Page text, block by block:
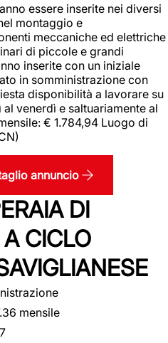
essere inserite nei diversi
montaggio e
meccaniche ed elettriche
di piccole e grandi
inserite con un iniziale
in somministrazione con
disponibilità a lavorare su
venerdì e saltuariamente al
€ 1.784,94 Luogo di
annuncio
DI
CICLO
mensile